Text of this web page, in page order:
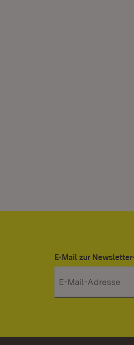
E-Mail zur